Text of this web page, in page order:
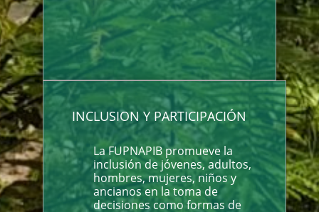
INCLUSION Y PARTICIPACIÓN
La FUPNAPIB promueve la
inclusión de jóvenes, adultos,
hombres, mujeres, niños y
ancianos en la toma de
decisiones como formas de